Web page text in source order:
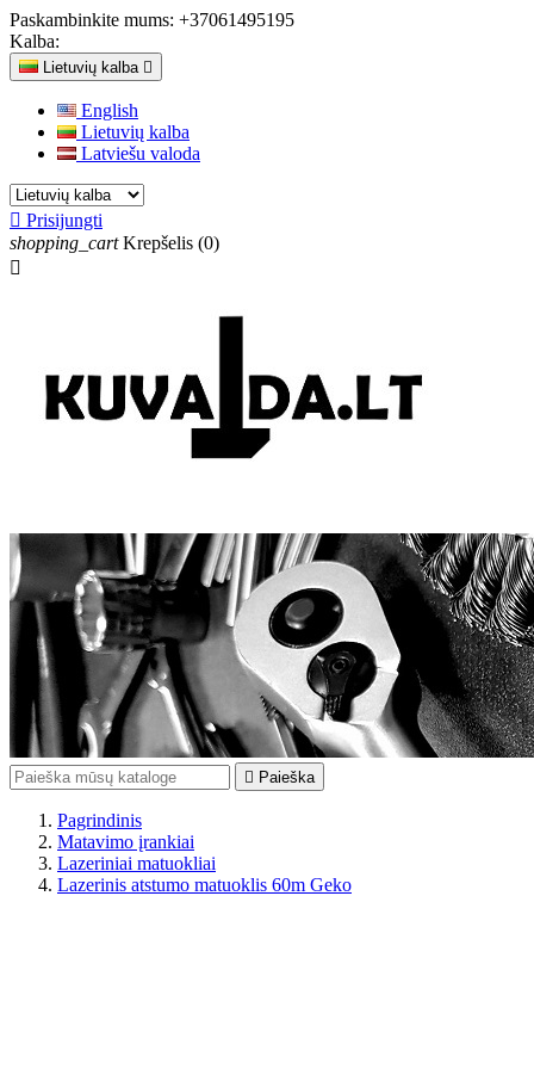
Paskambinkite mums: +37061495195
Kalba:
Lietuvių kalba 
English
Lietuvių kalba
Latviešu valoda
 Prisijungti
shopping_cart Krepšelis (0)

 Paieška
Pagrindinis
Matavimo įrankiai
Lazeriniai matuokliai
Lazerinis atstumo matuoklis 60m Geko